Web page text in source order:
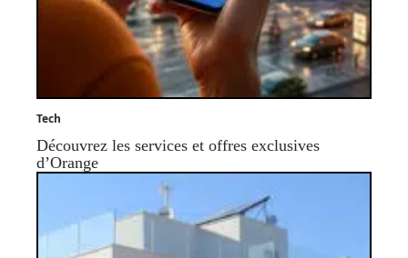
Tech
Découvrez les services et offres exclusives
d’Orange